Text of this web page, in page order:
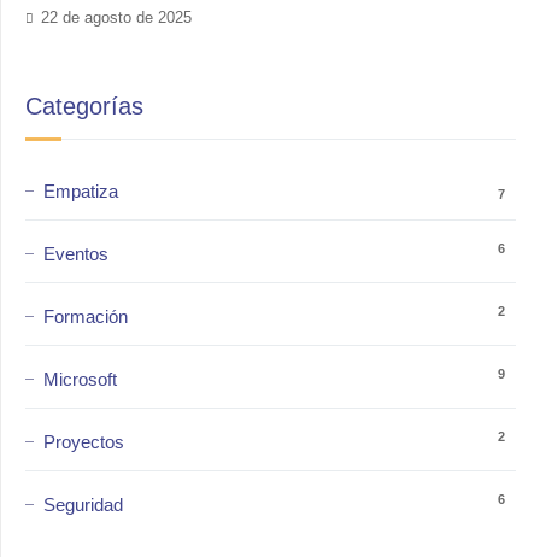
22 de agosto de 2025
Categorías
Empatiza 7
Eventos 6
Formación 2
Microsoft 9
Proyectos 2
Seguridad 6